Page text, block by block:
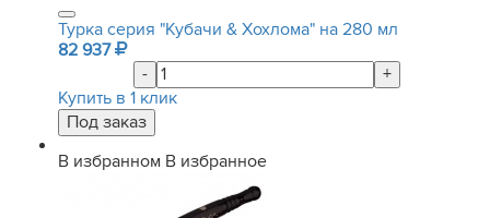
Турка серия "Кубачи & Хохлома" на 280 мл
82 937
-
+
Купить в 1 клик
В избранном В избранное